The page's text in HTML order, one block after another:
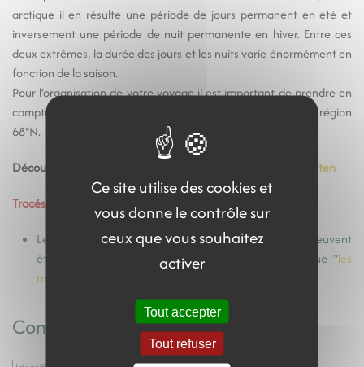
arctique il en résulte une période de jours permanent en été et
inversement une période de nuit permanente en hiver. Entre ces
deux extrêmes, la durée des jours et les nuits varie énormément en
fonction de la saison.
Pour l’organisation de votre voyage il est important de prendre en
compte ce phénomène dû à la latitude élevée de cette région
68°N.
Découvrez le calendrier des heures de jour et de nuit au Lofoten
Tracés GPS
Les tracés GPS des randonnées sont disponnibles et peuvent
être téléchargés gratuitement à partir de la rubrique "les
randos
Connexion
Ce site utilise des cookies et
vous donne le contrôle sur
ceux que vous souhaitez
activer
Tout accepter
Tout refuser